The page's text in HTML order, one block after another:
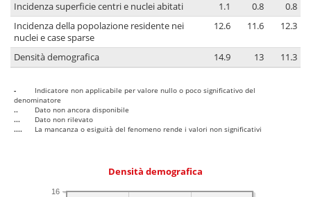
Incidenza superficie centri e nuclei abitati 1.1 0.8
0.8
Incidenza della popolazione residente nei
nuclei e case sparse
12.6 11.6 12.3
Densità demografica 14.9 13 11.3
-
Indicatore non applicabile per valore nullo o poco significativo del
denominatore
..
Dato non ancora disponibile
...
Dato non rilevato
....
La mancanza o esiguità del fenomeno rende i valori non significativi
Densità demografica
16